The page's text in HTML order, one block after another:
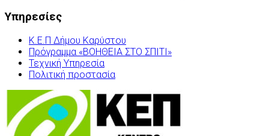
Υπηρεσίες
Κ.Ε.Π Δήμου Καρύστου
Πρόγραμμα «ΒΟΗΘΕΙΑ ΣΤΟ ΣΠΙΤΙ»
Τεχνική Υπηρεσία
Πολιτική προστασία